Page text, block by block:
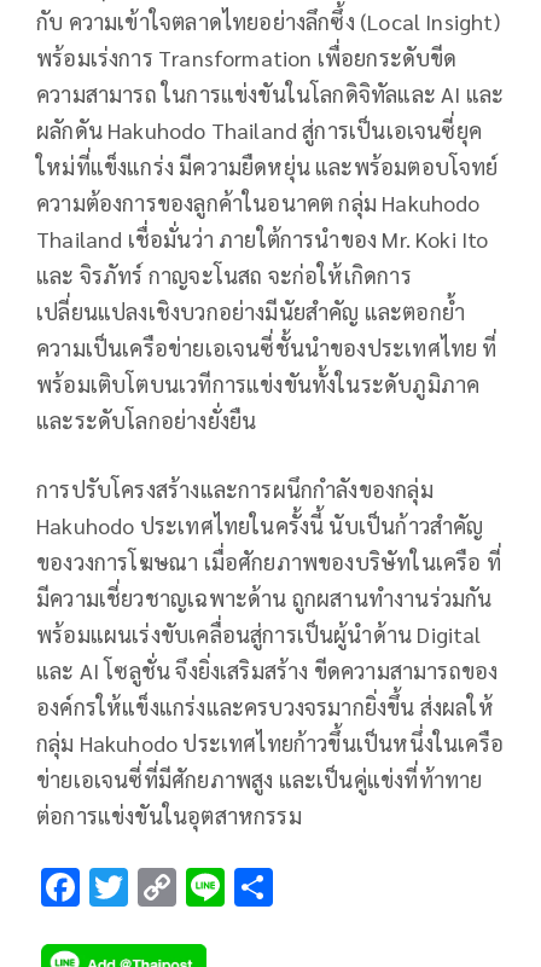
กับ ความเข้าใจตลาดไทยอย่างลึกซึ้ง (Local Insight)
พร้อมเร่งการ Transformation เพื่อยกระดับขีด
ความสามารถ ในการแข่งขันในโลกดิจิทัลและ AI และ
ผลักดัน Hakuhodo Thailand สู่การเป็นเอเจนซี่ยุค
ใหม่ที่แข็งแกร่ง มีความยืดหยุ่น และพร้อมตอบโจทย์
ความต้องการของลูกค้าในอนาคต กลุ่ม Hakuhodo
Thailand เชื่อมั่นว่า ภายใต้การนำของ Mr. Koki Ito
และ จิรภัทร์ กาญจะโนสถ จะก่อให้เกิดการ
เปลี่ยนแปลงเชิงบวกอย่างมีนัยสำคัญ และตอกย้ำ
ความเป็นเครือข่ายเอเจนซี่ชั้นนำของประเทศไทย ที่
พร้อมเติบโตบนเวทีการแข่งขันทั้งในระดับภูมิภาค
และระดับโลกอย่างยั่งยืน
การปรับโครงสร้างและการผนึกกำลังของกลุ่ม
Hakuhodo ประเทศไทยในครั้งนี้ นับเป็นก้าวสำคัญ
ของวงการโฆษณา เมื่อศักยภาพของบริษัทในเครือ ที่
มีความเชี่ยวชาญเฉพาะด้าน ถูกผสานทำงานร่วมกัน
พร้อมแผนเร่งขับเคลื่อนสู่การเป็นผู้นำด้าน Digital
และ AI โซลูชั่น จึงยิ่งเสริมสร้าง ขีดความสามารถของ
องค์กรให้แข็งแกร่งและครบวงจรมากยิ่งขึ้น ส่งผลให้
กลุ่ม Hakuhodo ประเทศไทยก้าวขึ้นเป็นหนึ่งในเครือ
ข่ายเอเจนซี่ที่มีศักยภาพสูง และเป็นคู่แข่งที่ท้าทาย
ต่อการแข่งขันในอุตสาหกรรม
F T C Li